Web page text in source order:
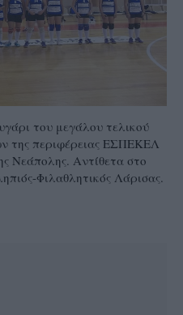
του μεγάλου τελικού
της περιφέρειας ΕΣΠΕΚΕΛ
Νεάπολης. Αντίθετα στο
Φιλαθλητικός Λάρισας.